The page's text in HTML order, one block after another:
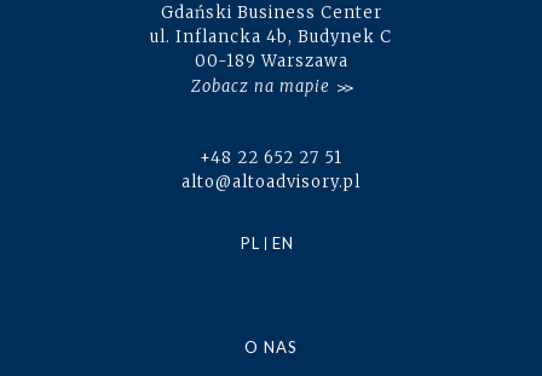
Gdański Business Center
ul. Inflancka 4b, Budynek C
00-189 Warszawa
Zobacz na mapie
+48 22 652 27 51
alto@altoadvisory.pl
PL EN
O NAS